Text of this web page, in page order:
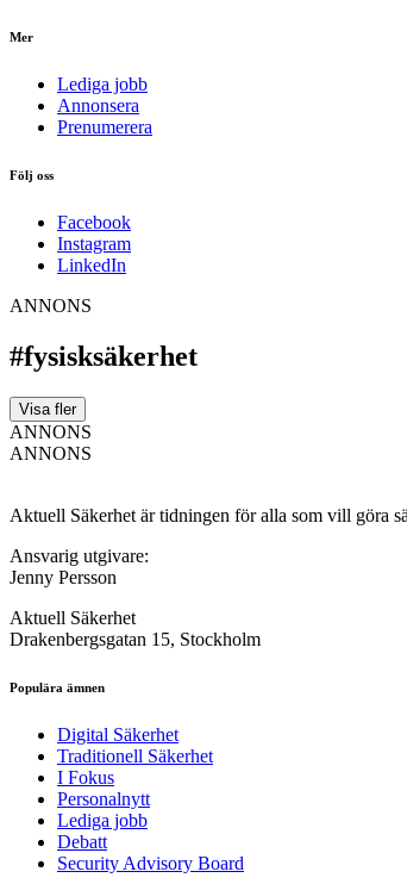
Mer
Lediga jobb
Annonsera
Prenumerera
Följ oss
Facebook
Instagram
LinkedIn
ANNONS
#fysisksäkerhet
Visa fler
ANNONS
ANNONS
Aktuell Säkerhet är tidningen för alla som vill göra
Ansvarig utgivare:
Jenny Persson
Aktuell Säkerhet
Drakenbergsgatan 15, Stockholm
Populära ämnen
Digital Säkerhet
Traditionell Säkerhet
I Fokus
Personalnytt
Lediga jobb
Debatt
Security Advisory Board